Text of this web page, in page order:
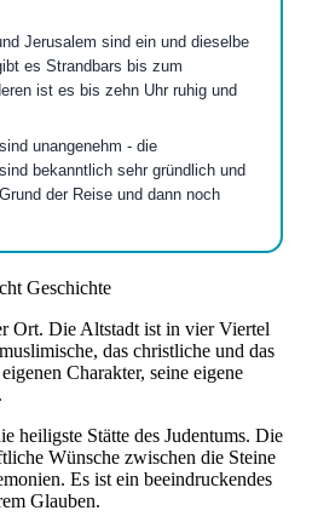
Jerusalem sind ein und dieselbe
es Strandbars bis zum
ist es bis zehn Uhr ruhig und
unangenehm - die
bekanntlich sehr gründlich und
der Reise und dann noch
Geschichte
Ort. Die Altstadt ist in vier Viertel
das christliche und das
Charakter, seine eigene
heiligste Stätte des Judentums. Die
Wünsche zwischen die Steine
Es ist ein beeindruckendes
Glauben.